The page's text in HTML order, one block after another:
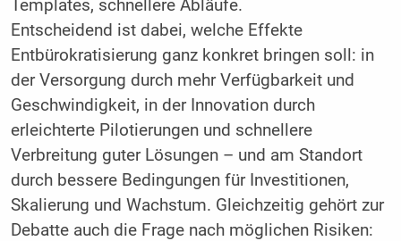
Templates, schnellere Abläufe.
Entscheidend ist dabei, welche Effekte
Entbürokratisierung ganz konkret bringen soll: in
der Versorgung durch mehr Verfügbarkeit und
Geschwindigkeit, in der Innovation durch
erleichterte Pilotierungen und schnellere
Verbreitung guter Lösungen – und am Standort
durch bessere Bedingungen für Investitionen,
Skalierung und Wachstum. Gleichzeitig gehört zur
Debatte auch die Frage nach möglichen Risiken: